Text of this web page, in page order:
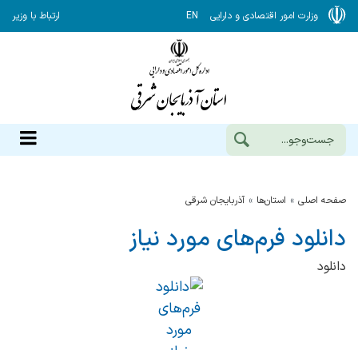
وزارت امور اقتصادی و دارایی EN ارتباط با وزیر
صفحه اصلی استان‌ها آذربايجان شرقي
دانلود فرم‌های مورد نیاز
دانلود